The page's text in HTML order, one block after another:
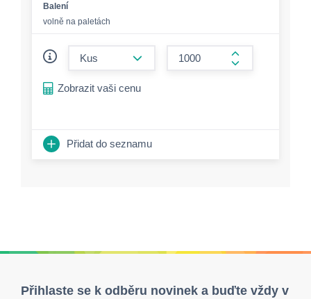
Balení
volně na paletách
form.increase-
Zobrazit vaši cenu
Přidat do seznamu
Přihlaste se k odběru novinek a buďte vždy v